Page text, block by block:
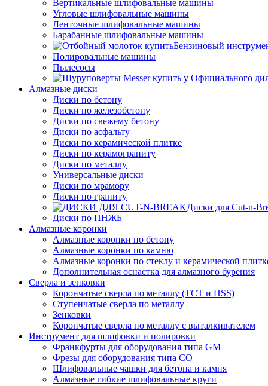
Вертикальные шлифовальные машины
Угловые шлифовальные машины
Ленточные шлифовальные машины
Барабанные шлифовальные машины
Бензиновый
Полировальные машины
Пылесосы
Алмазные диски
Диски по бетону
Диски по железобетону
Диски по свежему бетону
Диски по асфальту
Диски по керамической плитке
Диски по керамограниту
Диски по металлу
Универсальные диски
Диски по мрамору
Диски по граниту
Диски для Cut-n-
Диски по ПНЖБ
Алмазные коронки
Алмазные коронки по бетону
Алмазные коронки по камню
Алмазные коронки по стеклу и керамической
Дополнительная оснастка для алмазного бурения
Сверла и зенковки
Корончатые сверла по металлу (TCT и HSS)
Ступенчатые сверла по металлу
Зенковки
Корончатые сверла по металлу c выталкивателем
Инструмент для шлифовки и полировки
Франкфурты для оборудования типа GM
Фрезы для оборудования типа СО
Шлифовальные чашки для бетона и камня
Алмазные гибкие шлифовальные круги